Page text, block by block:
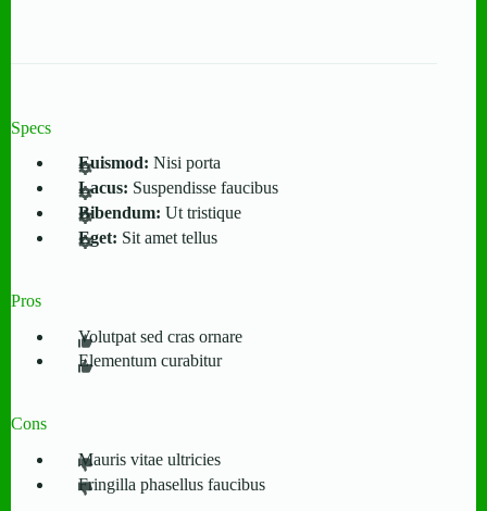
Specs
Euismod: Nisi porta
Lacus: Suspendisse faucibus
Bibendum: Ut tristique
Eget: Sit amet tellus
Pros
Volutpat sed cras ornare
Elementum curabitur
Cons
Mauris vitae ultricies
Fringilla phasellus faucibus